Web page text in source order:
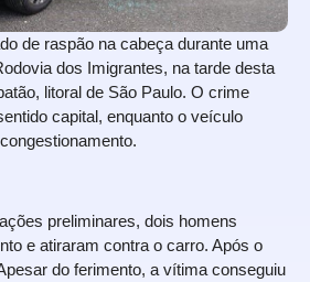
de raspão na cabeça durante uma
dos Imigrantes, na tarde desta
litoral de São Paulo. O crime
capital, enquanto o veículo
preliminares, dois homens
e atiraram contra o carro. Após o
do ferimento, a vítima conseguiu